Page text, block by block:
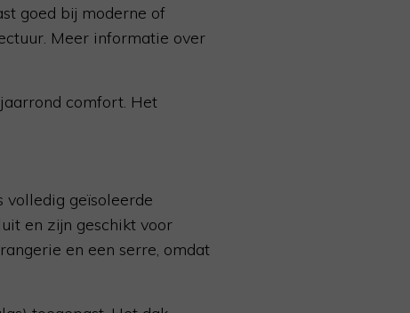
goed bij moderne of
Meer informatie over
comfort. Het
geïsoleerde
en zijn geschikt voor
en een serre, omdat